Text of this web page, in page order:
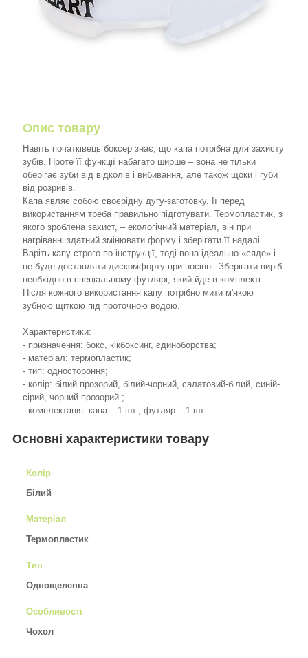
Опис товару
Навіть початківець боксер знає, що капа потрібна для захисту
зубів. Проте її функції набагато ширше – вона не тільки
оберігає зуби від відколів і вибивання, але також щоки і губи
від розривів.
Капа являє собою своєрідну дугу-заготовку. Її перед
використанням треба правильно підготувати. Термопластик, з
якого зроблена захист, – екологічний матеріал, він при
нагріванні здатний змінювати форму і зберігати її надалі.
Варіть капу строго по інструкції, тоді вона ідеально «сяде» і
не буде доставляти дискомфорту при носінні. Зберігати виріб
необхідно в спеціальному футлярі, який йде в комплекті.
Після кожного використання капу потрібно мити м'якою
зубною щіткою під проточною водою.
Характеристики:
- призначення: бокс, кікбоксинг, єдиноборства;
- матеріал: термопластик;
- тип: одностороння;
- колір: білий прозорий, білий-чорний, салатовий-білий, синій-
сірий, чорний прозорий.;
- комплектація: капа – 1 шт., футляр – 1 шт.
Основні характеристики товару
Колір
Білий
Матеріал
Термопластик
Тип
Однощелепна
Особливості
Чохол